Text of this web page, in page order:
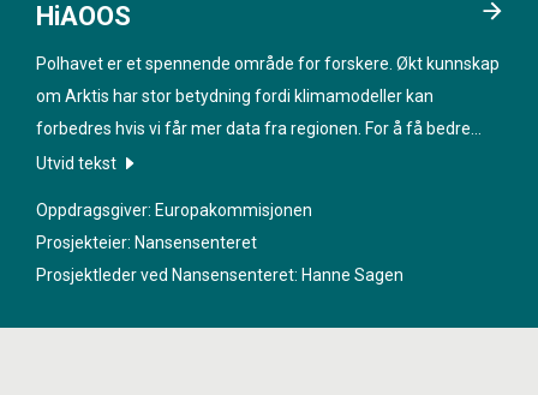
HiAOOS
Polhavet er et spennende område for forskere. Økt kunnskap
om Arktis har stor betydning fordi klimamodeller kan
forbedres hvis vi får mer data fra regionen. For å få bedre
informasjon om havet under isen skal nye teknologier utvikles
Utvid tekst
Oppdragsgiver: Europakommisjonen
Prosjekteier: Nansensenteret
Prosjektleder ved Nansensenteret: Hanne Sagen